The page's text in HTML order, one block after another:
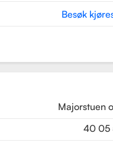
Besøk
Majorstuen
40 05